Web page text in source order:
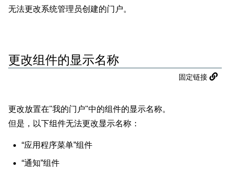
无法更改系统管理员创建的门户。
更改组件的显示名称
固定链接
更改放置在"我的门户"中的组件的显示名称。
但是，以下组件无法更改显示名称：
“应用程序菜单”组件
“通知”组件